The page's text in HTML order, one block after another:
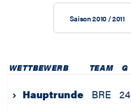
Saison 2010 / 2011
WETTBEWERB TEAM G
› Hauptrunde BRE 24